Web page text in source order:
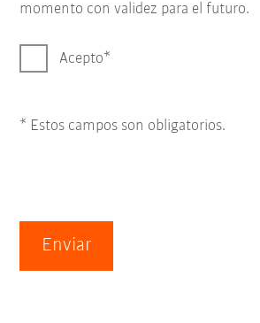
momento con validez para el futuro.
Acepto
* Estos campos son obligatorios.
Enviar